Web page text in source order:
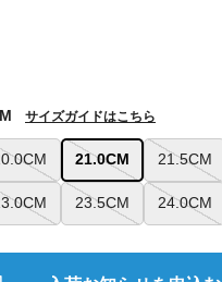
21.0CM 21.5CM
23.5CM 24.0CM
サイズガイドはこちら